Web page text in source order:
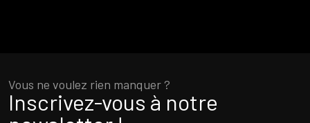
Vous ne voulez rien manquer ?
Inscrivez-vous à notre